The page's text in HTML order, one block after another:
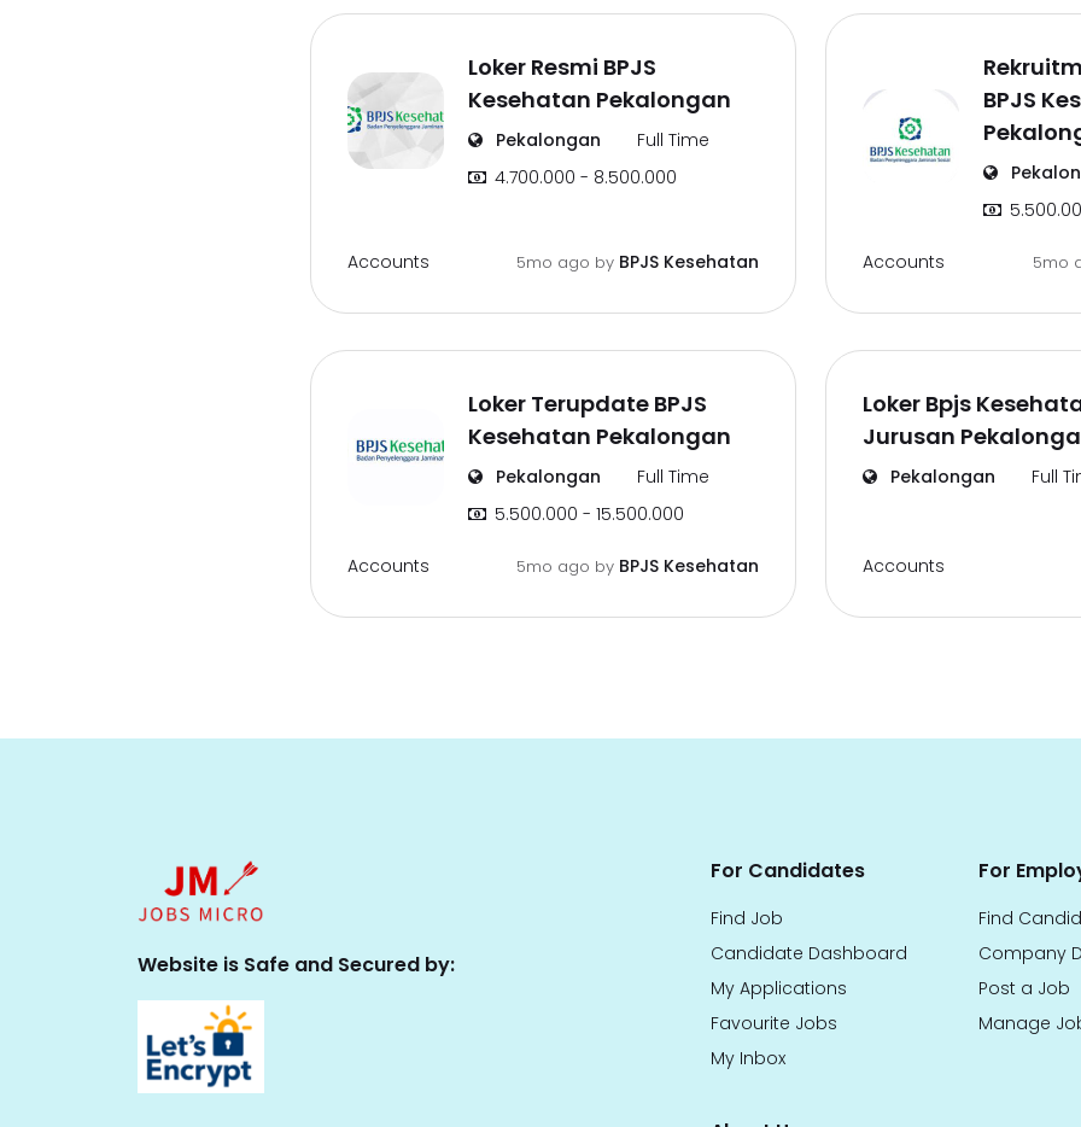
Loker Resmi BPJS
Kesehatan Pekalongan
Pekalongan
Full Time
4.700.000 - 8.500.000
Accounts 5mo ago by BPJS Kesehatan
BPJS
Accounts 5mo
Loker Terupdate BPJS
Kesehatan Pekalongan
Pekalongan
Full Time
5.500.000 - 15.500.000
Accounts 5mo ago by BPJS Kesehatan
Loker Bpjs
Jurusan
Pekalongan Full
Accounts
Website is Safe and Secured by:
For Candidates
Find Job
Candidate Dashboard
My Applications
Favourite Jobs
My Inbox
For
Find
Company
Post a Job
Manage